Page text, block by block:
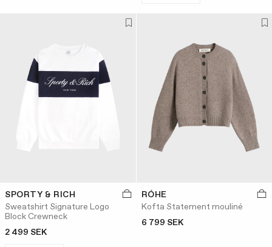
SPORTY & RICH
Sweatshirt Signature Logo
Block Crewneck
2 499 SEK
RÓHE
Kofta Statement mouliné
6 799 SEK